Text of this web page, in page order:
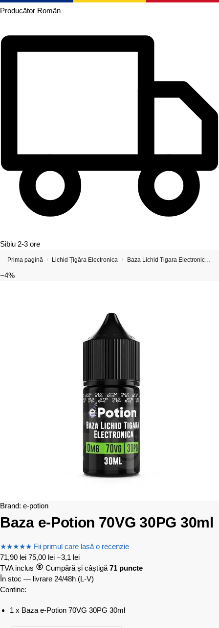
Producător Român
Sibiu 2-3 ore
Prima pagină / Lichid Țigăra Electronica / Baza Lichid Tigara Electronica e-Potion
−4%
Brand: e-potion
Baza e-Potion 70VG 30PG 30ml
★★★★★ Fii primul care lasă o recenzie
71,90 lei 75,00 lei −3,1 lei
TVA inclus
Cumpără și câștigă 71 puncte
În stoc — livrare 24/48h (L-V)
Contine:
1 x Baza e-Potion 70VG 30PG 30ml